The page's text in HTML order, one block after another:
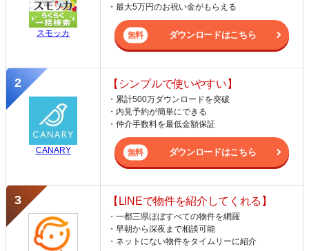
スモッカ
・最大5万円のお祝い金がもらえる
ダウンロードはこちら
CANARY
【シンプルで使いやすい】
・累計500万ダウンロードを突破
・内見予約が簡単にできる
・仲介手数料を最低金額保証
ダウンロードはこちら
【LINEで物件を紹介してくれる】
・一都三県ほぼすべての物件を網羅
・早朝から深夜まで相談可能
・ネットにない物件をタイムリーに紹介